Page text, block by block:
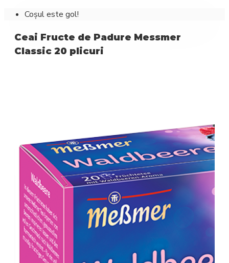
Coșul este gol!
Ceai Fructe de Padure Messmer
Classic 20 plicuri